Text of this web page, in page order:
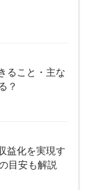
ること・主な
？
益化を実現す
目安も解説